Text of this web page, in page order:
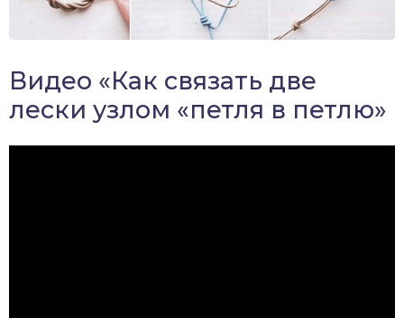
Видео «Как связать две
лески узлом «петля в петлю»